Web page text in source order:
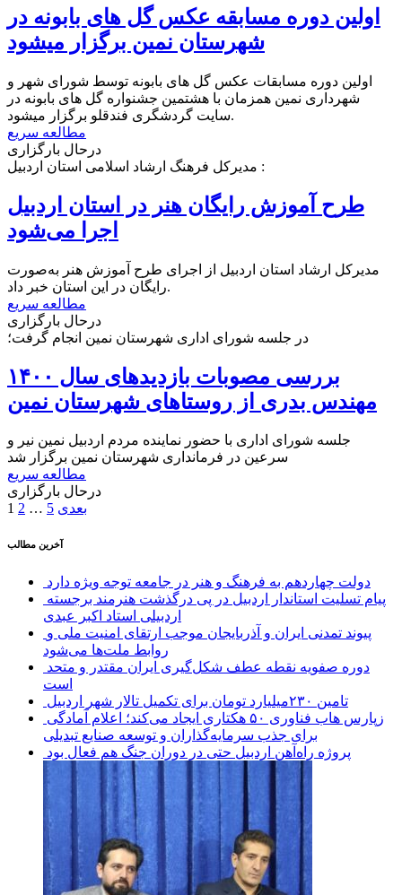
اولین دوره مسابقه عکس گل های بابونه در
شهرستان نمین برگزار میشود
اولین دوره مسابقات عکس گل های بابونه توسط شورای شهر و
شهرداری نمین همزمان با هشتمین جشنواره گل های بابونه در
سایت گردشگری فندقلو برگزار میشود.
مطالعه سریع
درحال بارگزاری
مدیرکل فرهنگ ارشاد اسلامی استان اردبیل :
طرح آموزش رایگان هنر در استان اردبیل
اجرا می‌شود
مدیرکل ارشاد استان اردبیل از اجرای طرح آموزش هنر به‌صورت
رایگان در این استان خبر داد.
مطالعه سریع
درحال بارگزاری
در جلسه شورای اداری شهرستان نمین انجام گرفت؛
بررسی مصوبات بازدیدهای سال ۱۴۰۰
مهندس بدری از روستاهای شهرستان نمین
جلسه شورای اداری با حضور نماینده مردم اردبیل نمین نیر و
سرعین در فرمانداری شهرستان نمین برگزار شد
مطالعه سریع
درحال بارگزاری
صفحه‌بندی
نوشته‌ها
1 2 … 5 بعدی
آخرین مطالب
دولت چهاردهم به فرهنگ و هنر در جامعه توجه ویژه دارد
اردبیلی استاد اکبر عبدی
روابط ملت‌ها می‌شود
است
تامین ۲۳۰میلیارد تومان برای تکمیل تالار شهر اردبیل
برای جذب سرمایه‌گذاران و توسعه صنایع تبدیلی
پروژه راه‌آهن اردبیل حتی در دوران جنگ هم فعال بود